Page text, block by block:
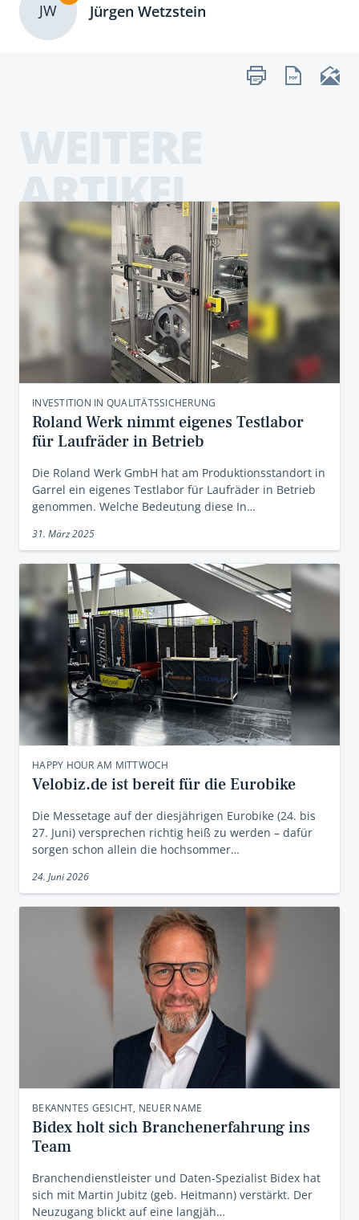
JW Jürgen Wetzstein
ARTIKEL
INVESTITION IN QUALITÄTSSICHERUNG
Roland Werk nimmt eigenes Testlabor
für Laufräder in Betrieb
Die Roland Werk GmbH hat am Produktionsstandort in
Garrel ein eigenes Testlabor für Laufräder in Betrieb
genommen. Welche Bedeutung diese In…
31. März 2025
HAPPY HOUR AM MITTWOCH
Velobiz.de ist bereit für die Eurobike
Die Messetage auf der diesjährigen Eurobike (24. bis
27. Juni) versprechen richtig heiß zu werden – dafür
sorgen schon allein die hochsommer…
24. Juni 2026
BEKANNTES GESICHT, NEUER NAME
Bidex holt sich Branchenerfahrung ins
Team
Branchendienstleister und Daten-Spezialist Bidex hat
sich mit Martin Jubitz (geb. Heitmann) verstärkt. Der
Neuzugang blickt auf eine langjäh…